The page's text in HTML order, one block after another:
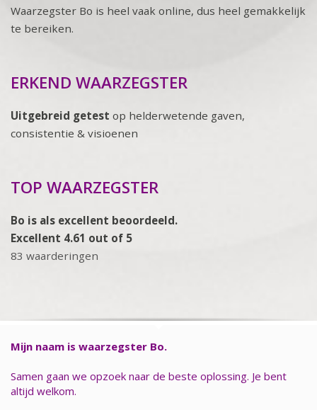
Waarzegster Bo is heel vaak online, dus heel gemakkelijk
te bereiken.
ERKEND WAARZEGSTER
Uitgebreid getest op helderwetende gaven,
consistentie & visioenen
TOP WAARZEGSTER
Bo is als excellent beoordeeld.
Excellent 4.61 out of 5
83 waarderingen
Mijn naam is waarzegster Bo.
Samen gaan we opzoek naar de beste oplossing. Je bent
altijd welkom.